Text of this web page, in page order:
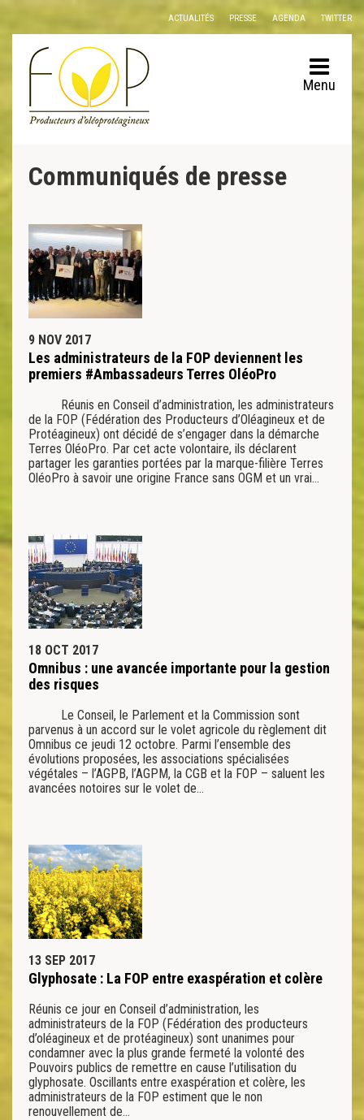
Panneau de gestion des cookies
ACTUALITÉS PRESSE AGENDA TWITTER
Menu
Communiqués de presse
9 NOV 2017
Les administrateurs de la FOP deviennent les
premiers #Ambassadeurs Terres OléoPro
Réunis en Conseil d’administration, les administrateurs
de la FOP (Fédération des Producteurs d’Oléagineux et de
Protéagineux) ont décidé de s’engager dans la démarche
Terres OléoPro. Par cet acte volontaire, ils déclarent
partager les garanties portées par la marque-filière Terres
OléoPro à savoir une origine France sans OGM et un vrai…
18 OCT 2017
Omnibus : une avancée importante pour la gestion
des risques
Le Conseil, le Parlement et la Commission sont
parvenus à un accord sur le volet agricole du règlement dit
Omnibus ce jeudi 12 octobre. Parmi l’ensemble des
évolutions proposées, les associations spécialisées
végétales – l’AGPB, l’AGPM, la CGB et la FOP – saluent les
avancées notoires sur le volet de…
13 SEP 2017
Glyphosate : La FOP entre exaspération et colère
Réunis ce jour en Conseil d’administration, les
administrateurs de la FOP (Fédération des producteurs
d’oléagineux et de protéagineux) sont unanimes pour
condamner avec la plus grande fermeté la volonté des
Pouvoirs publics de remettre en cause l’utilisation du
glyphosate. Oscillants entre exaspération et colère, les
administrateurs de la FOP estiment que le non
renouvellement de…